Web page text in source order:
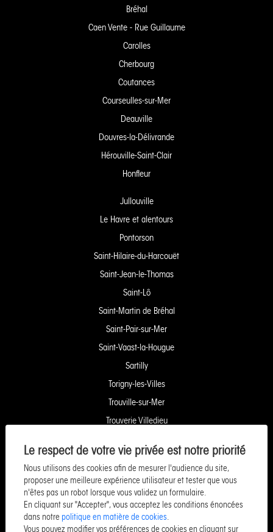
Le respect de votre vie privée est notre priorité
Nous utilisons des cookies afin de mesurer l'audience du site,
proposer une meilleure expérience utilisateur et tester que vous
n'êtes pas un robot lorsque vous validez un formulaire.
En cliquant sur "Accepter", vous acceptez les conditions énoncées
dans notre politique en matière de cookies.
Vous pouvez modifier vos préférences de cookies en cliquant sur
Bréhal
Caen Vente - Rue Guillaume
Carolles
Cherbourg
Coutances
Courseulles-sur-Mer
Deauville
Douvres-la-Délivrande
Hérouville-Saint-Clair
Honfleur
Jullouville
Le Havre et alentours
Pontorson
Saint-Hilaire-du-Harcouët
Saint-Jean-le-Thomas
Saint-Lô
Saint-Martin de Bréhal
Saint-Pair-sur-Mer
Saint-Vaast-la-Hougue
Sartilly
Torigny-les-Villes
Trouville-sur-Mer
Trouverie Villedieu
Villers-Bocage
Yquelon Service Copropriété
Service Pozzo Financement
Service Pozzo Patrimoine